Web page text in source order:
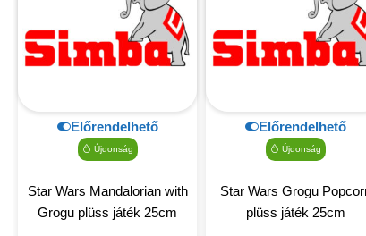
Előrendelhető
Újdonság
Star Wars Mandalorian with
Grogu plüss játék 25cm
Előrendelhető
Újdonság
Star Wars Grogu
plüss játék 25cm